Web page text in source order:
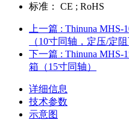
标准：
CE ; RoHS
上一篇 : Thinuna
（10寸同轴，定压/定阻
下一篇 : Thinuna
箱（15寸同轴）
详细信息
技术参数
示意图